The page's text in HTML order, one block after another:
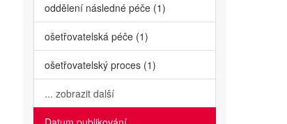
oddělení následné péče (1)
ošetřovatelská péče (1)
ošetřovatelský proces (1)
... zobrazit další